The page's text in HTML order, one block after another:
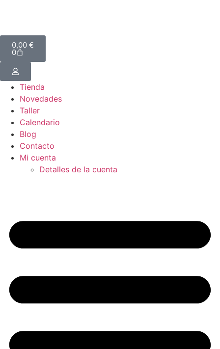
0,00 €
0
Tienda
Novedades
Taller
Calendario
Blog
Contacto
Mi cuenta
Detalles de la cuenta